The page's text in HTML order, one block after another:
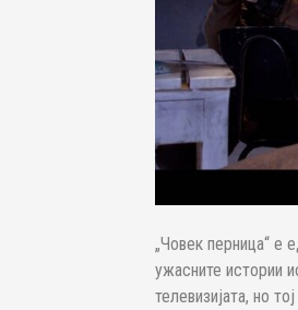
„Човек перница“ е
ужасните истории
телевизијата, но